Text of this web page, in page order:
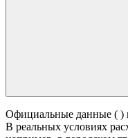
Официальные данные ( )
В реальных условиях